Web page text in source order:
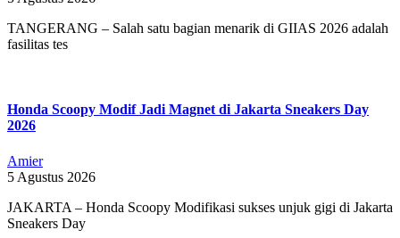
TANGERANG – Salah satu bagian menarik di GIIAS 2026 adalah
fasilitas tes
Honda Scoopy Modif Jadi Magnet di Jakarta Sneakers Day
2026
Amier
5 Agustus 2026
JAKARTA – Honda Scoopy Modifikasi sukses unjuk gigi di Jakarta
Sneakers Day